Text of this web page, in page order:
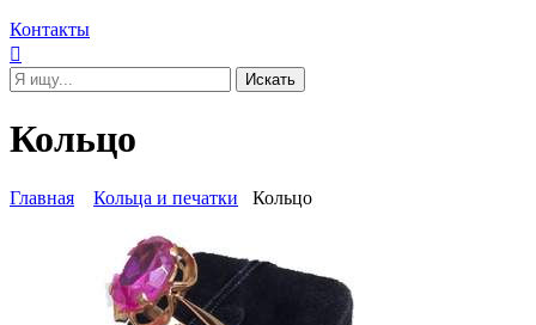
Контакты

Кольцо
Главная Кольца и печатки Кольцо